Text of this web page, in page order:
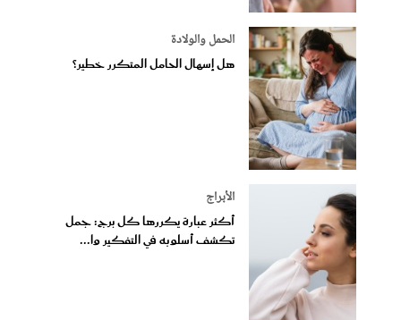
الحمل والولادة
هل إسهال الحامل المتكرر خطير؟
الأبراج
أكثر عبارة يكررها كل برج: جمل
تكشف أسلوبه في التفكير وا...